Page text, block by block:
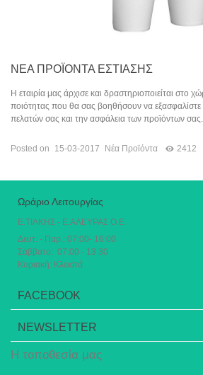
ΝΈΑ ΠΡΟΪΌΝΤΑ ΕΣΤΊΑΣΗΣ
Η εταιρία μας άρχισε και δραστηριοποιείται στο
ποιότητας που θα σας βοηθήσουν να
πελατών σας και την ασφάλεια των προϊόντων σας.
Posted on 15-03-2017 Νέα Προϊόντα 2412
Ωράριο Λειτουργίας
Ε.ΤΙΛΚΗΣ - Ε.ΑΛΕΥΡΑΣ Ο.Ε.
Δευτ. - Παρ.: 07:00- 16:00
Σάββατο: 07:00 - 13:30
Κυριακή: Κλειστά
FACEBOOK
NEWSLETTER
Η τοποθεσία μας